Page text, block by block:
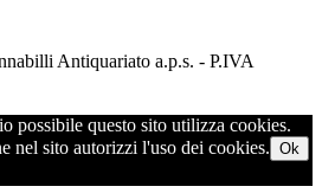
Antiquariato a.p.s. - P.IVA
possibile questo sito utilizza cookies.
nel sito autorizzi l'uso dei cookies. Ok